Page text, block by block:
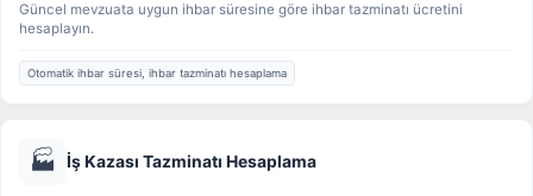
Güncel mevzuata uygun ihbar süresine göre ihbar tazminatı ücretini
hesaplayın.
Otomatik ihbar süresi, ihbar tazminatı hesaplama
🏭 İş Kazası Tazminatı Hesaplama